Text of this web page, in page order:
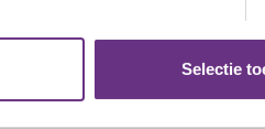
Ook delen we informatie over
Deze partners kunnen deze
Selectie